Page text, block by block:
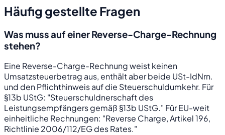
Häufig gestellte Fragen
Was muss auf einer Reverse-Charge-Rechnung
stehen?
Eine Reverse-Charge-Rechnung weist keinen
Umsatzsteuerbetrag aus, enthält aber beide USt-IdNrn.
und den Pflichthinweis auf die Steuerschuldumkehr. Für
§13b UStG: "Steuerschuldnerschaft des
Leistungsempfängers gemäß §13b UStG." Für EU-weit
einheitliche Rechnungen: "Reverse Charge, Artikel 196,
Richtlinie 2006/112/EG des Rates."